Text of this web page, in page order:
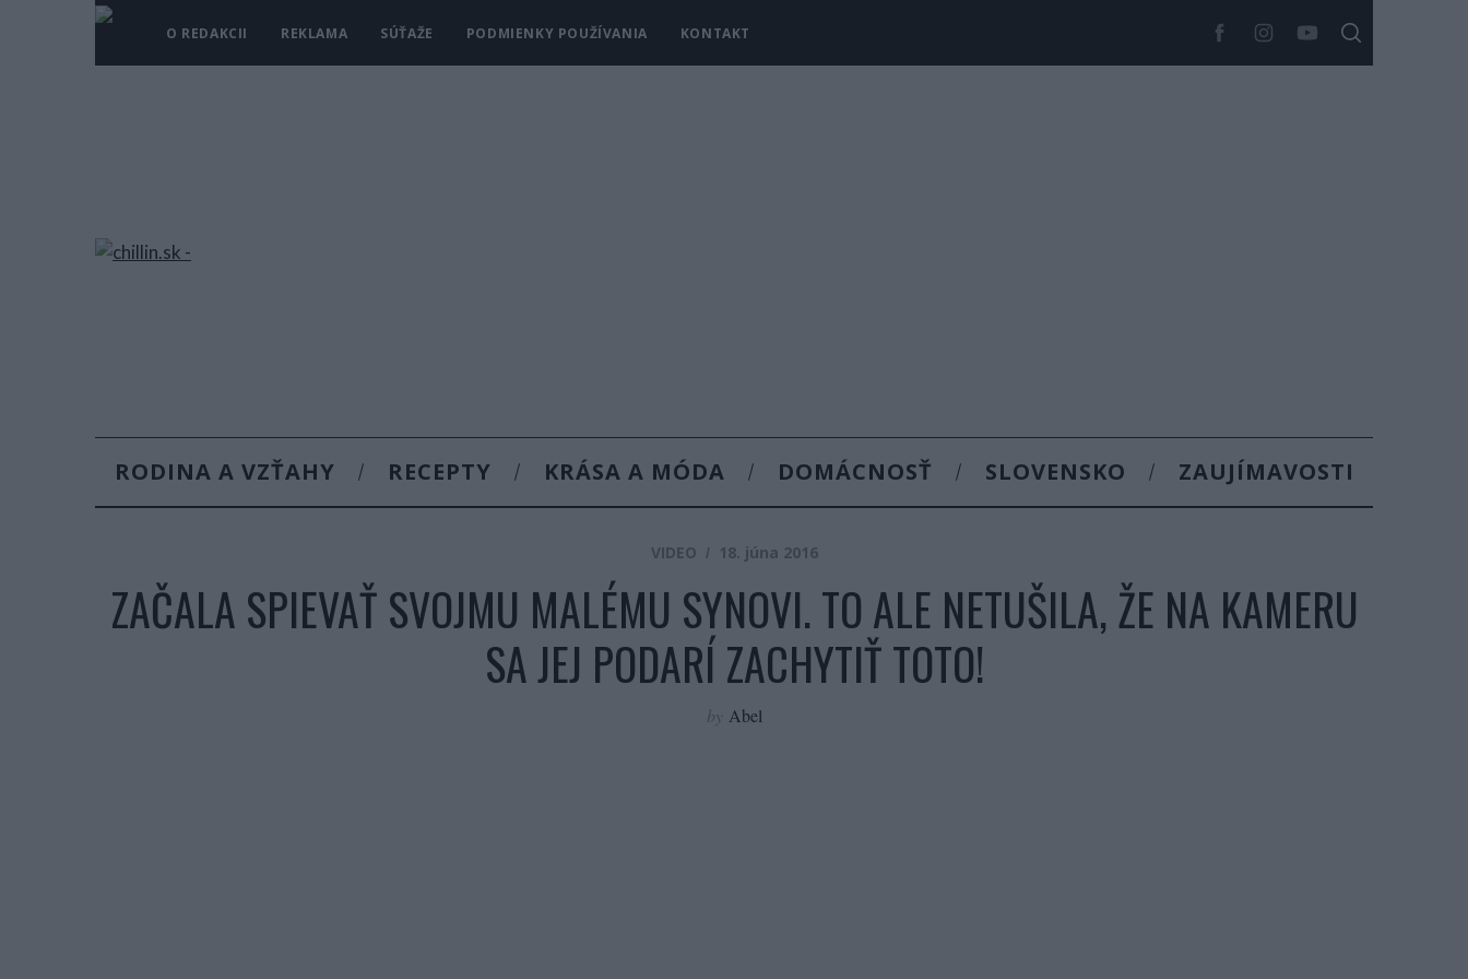
O REDAKCII REKLAMA SÚŤAŽE PODMIENKY POUŽÍVANIA KONTAKT
RODINA A VZŤAHY RECEPTY KRÁSA A MÓDA DOMÁCNOSŤ SLOVENSKO ZAUJÍMAVOSTI
VIDEO 18. júna 2016
ZAČALA SPIEVAŤ SVOJMU MALÉMU SYNOVI. TO ALE NETUŠILA, ŽE NA KAMERU
SA JEJ PODARÍ ZACHYTIŤ TOTO!
by Abel